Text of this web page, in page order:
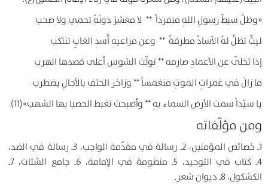
«وظلَّ سبطُ رسولِ اللهِ منفرداً ** لا معشرَ دونَهُ تحمي ولا صحب
ليثٌ تظلُّ لهُ الآسادُ مطرقةً ** وعن مراعيهِ أُسدِ الغابِ تنتكب
إذا تخلّى عن الأعمادِ صارمه ** تولّت الشوس أعلى قصدها الهرب
ما زالَ في غمراتِ الموتِ منغمساً ** وزاخر الحتف بالآجالِ يضطرب
يا سيّداً سمت الأرض السماء بهِ ** وأصبحت تغبط الحصبا بها الشهب»(11).
ومن مؤلّفاته
1ـ خصائص المؤمنين، 2ـ رسالة في مقدّمة الواجب، 3ـ رسالة في الضد،
4ـ كتاب في التوحيد، 5ـ منظومة في الإمامة، 6ـ جامع الشتات، 7ـ
الكشكول، 8ـ ديوان شعر.